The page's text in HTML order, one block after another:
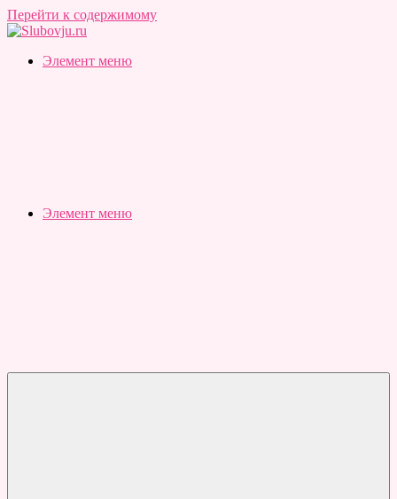
Перейти к содержимому
Slubovju.ru
Бесплатные
Элемент меню
Элемент меню